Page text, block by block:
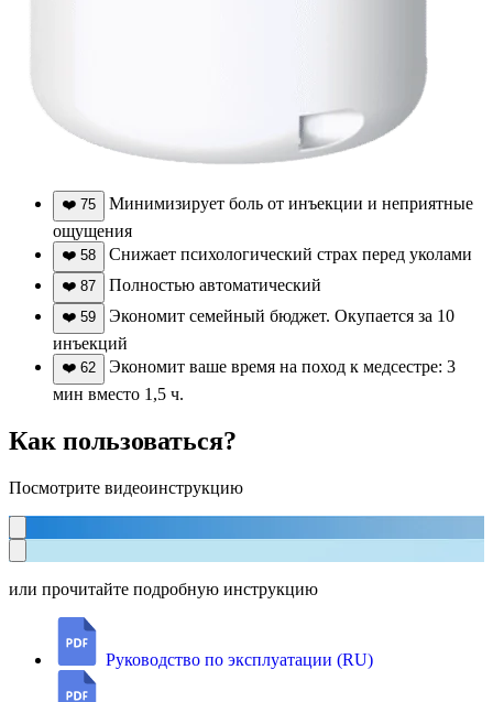
❤️ 75
Минимизирует боль от инъекции и неприятные
ощущения
❤️ 58 Снижает психологический страх перед уколами
❤️ 87 Полностью автоматический
❤️ 59
Экономит семейный бюджет. Окупается за 10
инъекций
❤️ 62
Экономит ваше время на поход к медсестре: 3
мин вместо 1,5 ч.
Как пользоваться?
Посмотрите видеоинструкцию
или прочитайте подробную инструкцию
Руководство по эксплуатации (RU)